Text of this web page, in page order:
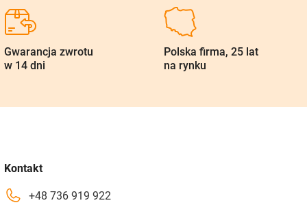
Gwarancja zwrotu
w 14 dni
Polska firma, 25 lat
na rynku
Kontakt
+48 736 919 922